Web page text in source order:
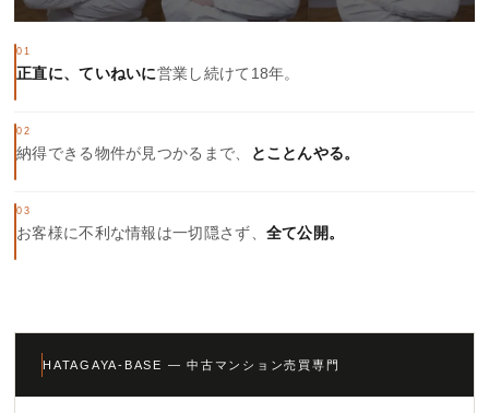
01
正直に、ていねいに営業し続けて18年。
02
納得できる物件が見つかるまで、 とことんやる。
03
お客様に不利な情報は一切隠さず、 全て公開。
HATAGAYA-BASE — 中古マンション売買専門